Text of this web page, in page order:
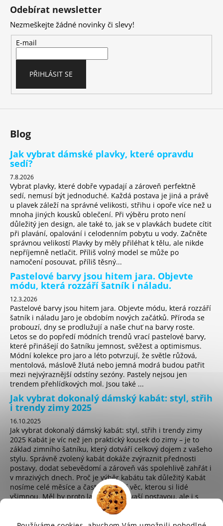
a
c
k
v
s
Odebírat newsletter
Nezmeškejte žádné novinky či slevy!
E-mail
PŘIHLÁSIT SE
Blog
Jak vybrat dámské plavky, které opravdu
sedí?
7.8.2026
Vybrat plavky, které dobře vypadají a zároveň perfektně
sedí, nemusí být jednoduché. Každá postava je jiná a právě
u plavek záleží na správné velikosti, střihu i opoře více než u
mnoha jiných kousků oblečení. Při výběru proto není
důležitý jen design, ale také to, jak se v plavkách budete cítit
při plavání, opalování i celodenním pobytu u vody. Začněte
správnou velikostí Plavky by měly přiléhat k tělu, ale nikde
nepříjemně netlačit. Příliš volný model se může po
namočení posouvat, příliš těsný...
Pastelové barvy jsou hitem jara. Objevte
módu, která rozzáří šatník i náladu.
12.3.2026
Pastelové barvy jsou hitem jara. Objevte módu, která rozzáří
šatník i náladu Jaro je obdobím nových začátků. Příroda se
probouzí, dny se prodlužují a naše chuť na barvy roste.
Letos se do popředí módních trendů vrací pastelové barvy,
které přinášejí do šatníku jemnost, svěžest a optimismus.
Módní kolekce pro jaro a léto potvrzují, že světle růžová,
mentolová, máslově žlutá nebo jemná modrá budou patřit
mezi nejvýraznější odstíny sezóny. Pastely nejsou jen
trendem přehlídkových mol. Jsou také ...
Jak vybrat dokonalý dámský kabát: styl, střih
i trendy zimy 2025
16.10.2025
Jak vybrat dokonalý dámský kabát: styl, střih i trendy zimy
2025 Kabát je víc než jen praktický kousek do zimy – je to
základ zimního šatníku, který dotváří celkový dojem z vašeho
stylu. Správně zvolený kabát dokáže zvýraznit přednosti
postavy, dodat sebevědomí a zároveň vás spolehlivě zahřát i
v mrazivých dnech. Proč je výběr kabátu tak důležitý Kabát
nosíme celé měsíce a často je první věc, kterou si lidé
všimnou. Měl by proto ladit nejen s vaší postavou, ale i s
osobním stylem a životním t...